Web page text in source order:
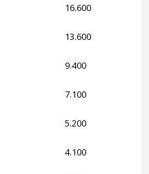
16.600
13.600
9.400
7.100
5.200
4.100